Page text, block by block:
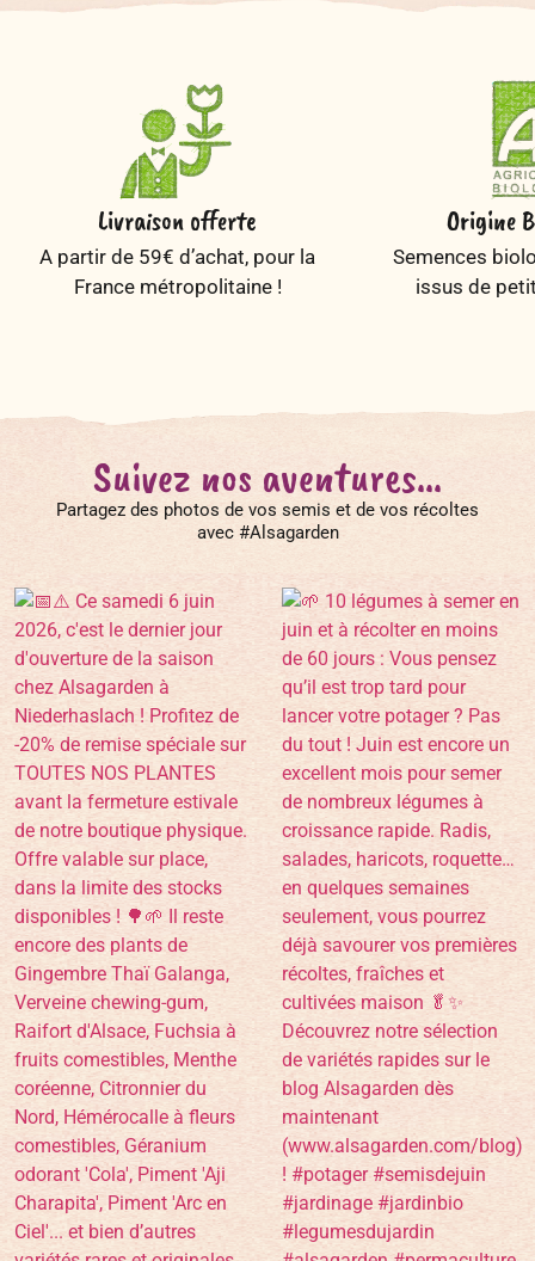
Livraison offerte
A partir de 59€ d’achat, pour la
France métropolitaine !
Origine
Semences
issus de
Suivez nos aventures...
Partagez des photos de vos semis et de vos récoltes
avec #Alsagarden